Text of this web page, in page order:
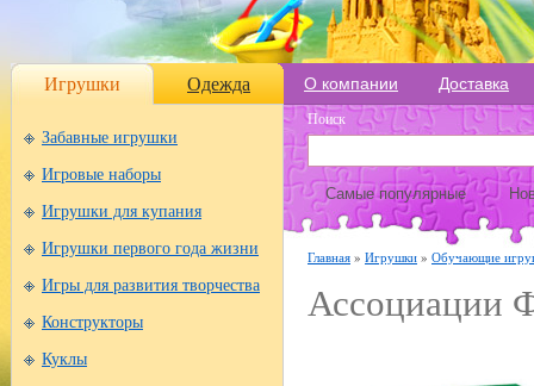
Игрушки Одежда О компании Доставка
Забавные игрушки
Игровые наборы
Игрушки для купания
Игрушки первого года жизни
Игры для развития творчества
Конструкторы
Куклы
Поиск
Самые популярные
Главная » Игрушки » Обучающие
Ассоциации